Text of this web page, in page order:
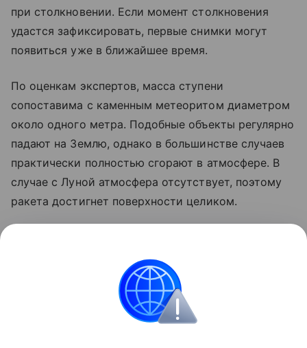
при столкновении. Если момент столкновения
удастся зафиксировать, первые снимки могут
появиться уже в ближайшее время.
По оценкам экспертов, масса ступени
сопоставима с каменным метеоритом диаметром
около одного метра. Подобные объекты регулярно
падают на Землю, однако в большинстве случаев
практически полностью сгорают в атмосфере. В
случае с Луной атмосфера отсутствует, поэтому
ракета достигнет поверхности целиком.
об атмосфере древней Земли.
Луна российские ученые